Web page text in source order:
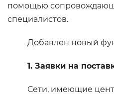
помощью
специалистов.
Добавлен новый
1. Заявки на
Сети, имеющие